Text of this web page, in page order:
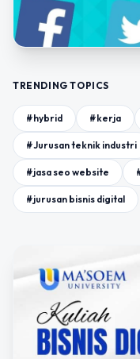
TRENDING TOPICS
#hybrid #kerja
#Jurusan teknik industri
#jasa seo website
#jurusan bisnis digital